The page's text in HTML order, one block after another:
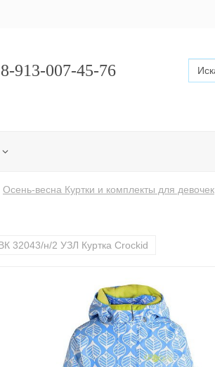
913-007-45-76
Осень-весна Куртки и комплекты для девочек
32043/н/2 УЗЛ Куртка Crockid